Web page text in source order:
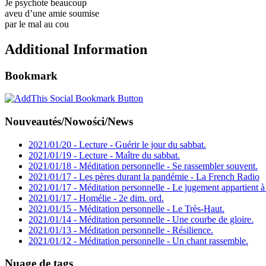
Je psychote beaucoup
aveu d’une amie soumise
par le mal au cou
Additional Information
Bookmark
Nouveautés/Nowości/News
2021/01/20 - Lecture - Guérir le jour du sabbat.
2021/01/19 - Lecture - Maître du sabbat.
2021/01/18 - Méditation personnelle - Se rassembler souvent.
2021/01/17 - Les pères durant la pandémie - La French Radio
2021/01/17 - Méditation personnelle - Le jugement appartient
2021/01/17 - Homélie - 2e dim. ord.
2021/01/15 - Méditation personnelle - Le Très-Haut.
2021/01/14 - Méditation personnelle - Une courbe de gloire.
2021/01/13 - Méditation personnelle - Résilience.
2021/01/12 - Méditation personnelle - Un chant rassemble.